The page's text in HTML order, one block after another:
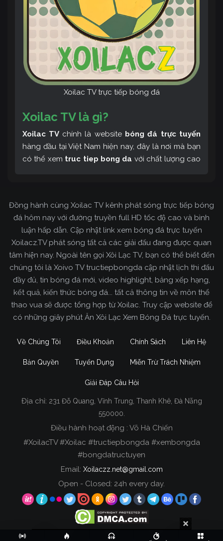
Xoilac TV trực tiếp bóng đá
Xoilac TV là gì?
Xoilac TV chính là website bóng đá trực tuyến
hàng đầu tại Việt Nam hiện nay, đây là nơi mà bạn
có thể xem truc tiep bong da với chất lượng cao
tin về bóng đá cực kỳ bổ ích mỗi ngày.
Xoilac TV Trực Tiếp Bóng Đá
Trong tất cả các website phát sóng bóng đá trực
tiếp hiện nay tại Việt Nam. Website được nhiều
người đánh giá và lựa chọn nhất phải kể đến
Xoilacz.TV bởi chúng tôi đã có tên tuổi trên thị
trường phát sóng trực tiếp bóng đá từ rất lâu cho
đến nay.
Đồng hành cùng Xoilac TV kênh phát sóng trực tiếp bóng
đá hôm nay với đường truyền full HD tốc độ cao và bình
luận hấp dẫn. Cập nhật link xem bóng đá trực tuyến
Xoilacz.TV phát sóng tất cả các giải đấu đang được quan
tâm hiện nay. Ngoài tên gọi Xôi Lạc TV, bạn có thể biết đến
chúng tôi là Xoivo TV tructiepbongda cập nhật lịch thi đấu
đầy đủ, tin bóng đá mới, video highlight, bảng xếp hạng,
kết quả, kiến thức bóng đá... tất cả thông tin về môn thể
thao vua sẽ được tổng hợp từ Xoilac. Truy cập website để
có những giây phút Ăn Xôi Lạc Xem Bóng Đá trực tuyến.
Về Chúng Tôi Điều Khoản Chính Sách Liên Hệ
Bản Quyền Tuyển Dụng Miễn Trừ Trách Nhiệm
Giải Đáp Câu Hỏi
Địa chỉ: 231 Đỗ Quang, Vĩnh Trung, Thanh Khê, Đà Nẵng
550000.
Điều hành hoạt động : Võ Hà Chiến
#XoilacTV #Xoilac #tructiepbongda #xembongda
#bongdatructuyen
Email: Xoilaczz.net@gmail.com
Open - Closed: 24h every day.
Copyright © 2020 Xoilac TV, All rights reserved.